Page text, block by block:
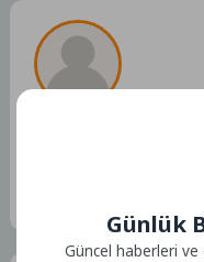
Kullanıcıya ait
Günlük
Güncel haberleri ve